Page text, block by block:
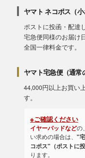
ヤマト ネコポス（
ポストに投函・配達
宅急便同様のお届け
全国一律料金です。
ヤマト宅急便（通常
44,000円以上お買い
す。
※ご確認ください
イヤーパッドなどの
い求めの場合は、 "
コポス"（ポストに投
ります。